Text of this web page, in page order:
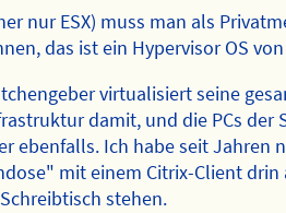
nur ESX) muss man als
das ist ein Hypervisor OS von
virtualisiert seine
damit, und die PCs der
ebenfalls. Ich habe seit Jahren
mit einem Citrix-Client drin
stehen.